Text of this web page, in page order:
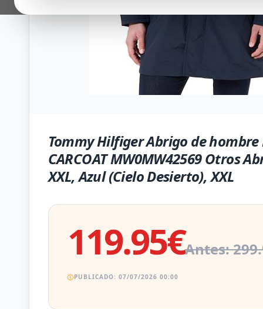
Tommy Hilfiger Abrigo de hombre
CARCOAT MW0MW42569 Otros
XXL, Azul (Cielo Desierto), XXL
119.95€Antes:
PUBLICADO: 07/07/2026 00:00